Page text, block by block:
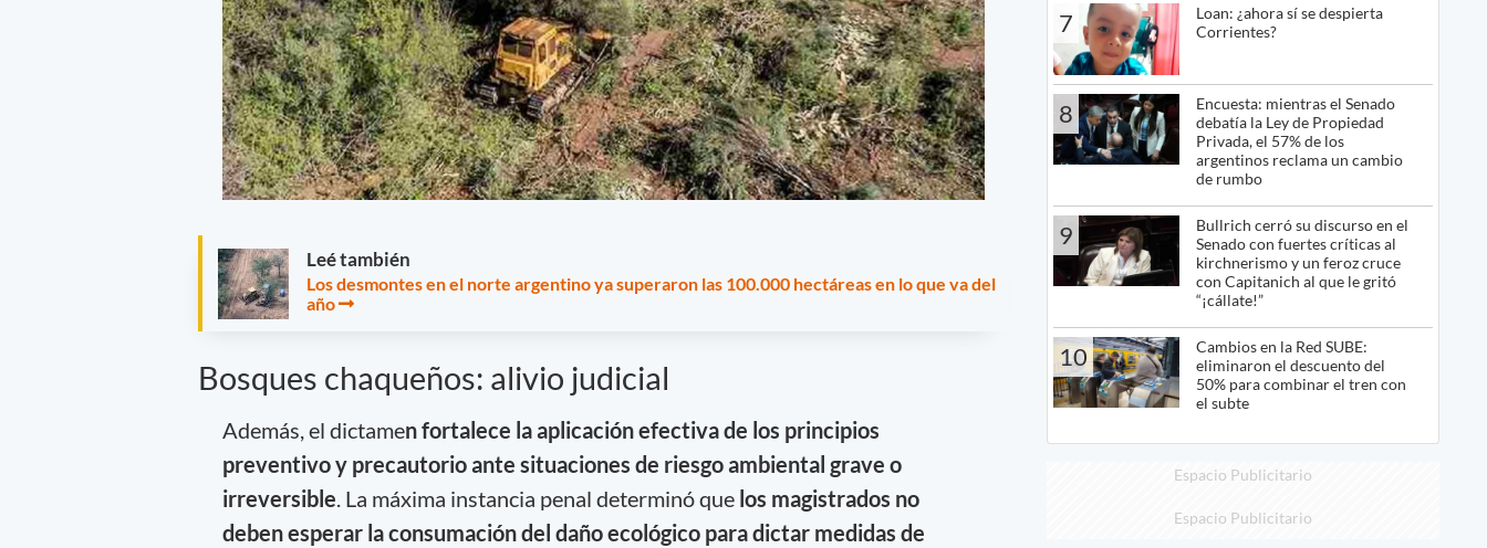
Leé también
Los desmontes en el norte argentino ya superaron las 100.000 hectáreas en lo que va del
año
Bosques chaqueños: alivio judicial
Además, el dictamen fortalece la aplicación efectiva de los principios
preventivo y precautorio ante situaciones de riesgo ambiental grave o
irreversible. La máxima instancia penal determinó quelos magistrados no
deben esperar la consumación del daño ecológico para dictar medidas de
7
Loan: ¿ahora sí se despierta
Corrientes?
8
Encuesta: mientras el Senado
debatía la Ley de Propiedad
Privada, el 57% de los
argentinos reclama un cambio
de rumbo
9
Bullrich cerró su discurso en el
Senado con fuertes críticas al
kirchnerismo y un feroz cruce
con Capitanich al que le gritó
“¡cállate!”
10
Cambios en la Red SUBE:
eliminaron el descuento del
50% para combinar el tren con
el subte
Espacio Publicitario
Espacio Publicitario